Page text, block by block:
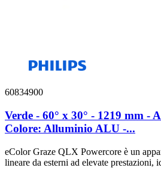
60834900
Verde - 60° x 30° - 1219 mm -
Colore: Alluminio ALU -...
eColor Graze QLX Powercore è un
lineare da esterni ad elevate prestazioni,